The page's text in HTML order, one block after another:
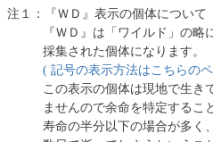
注１：『ＷＤ』表示の個体について
『ＷＤ』は「ワイルド」の
採集された個体になります。
( 記号の表示方法はこちらの
この表示の個体は現地で生き
ませんので余命を特定するこ
寿命の半分以下の場合が多く